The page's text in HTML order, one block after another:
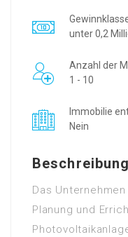
unter 0,2
Anzahl der
1 - 10
Immobilie
Nein
Beschreibung
Das
Planung und